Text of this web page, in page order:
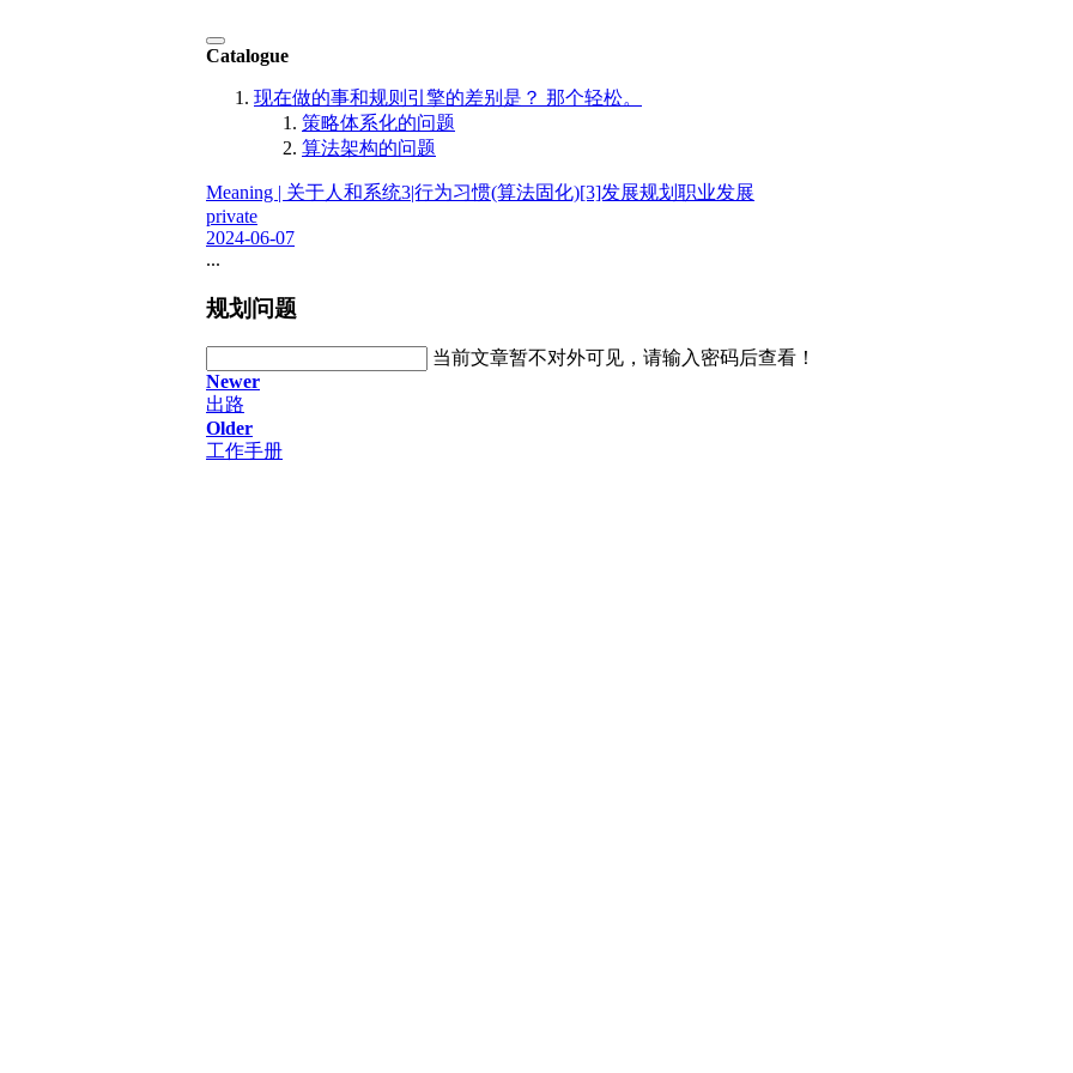
Catalogue
现在做的事和规则引擎的差别是？ 那个轻松。
策略体系化的问题
算法架构的问题
Meaning | 关于人和系统3|行为习惯(算法固化)[3]发展规划 职业发展
private
2024-06-07
...
规划问题
当前文章暂不对外可见，请输入密码后查看！
Newer
出路
Older
工作手册